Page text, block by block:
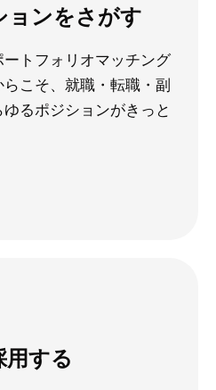
ョンをさがす
トフォリオマッチング
こそ、就職・転職・副
るポジションがきっと
する